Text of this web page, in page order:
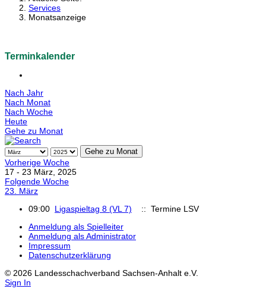
Services
Monatsanzeige
Terminkalender
Nach Jahr
Nach Monat
Nach Woche
Heute
Gehe zu Monat
Gehe zu Monat
Vorherige Woche
17 - 23 März, 2025
Folgende Woche
23. März
09:00 Ligaspieltag 8 (VL 7)
:: Termine LSV
Anmeldung als Spielleiter
Anmeldung als Administrator
Impressum
Datenschutzerklärung
© 2026 Landesschachverband Sachsen-Anhalt e.V.
Sign In